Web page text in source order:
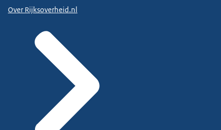
Over Rijksoverheid.nl